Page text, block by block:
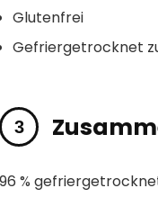
Glutenfrei
Gefriergetrocknet
96 %